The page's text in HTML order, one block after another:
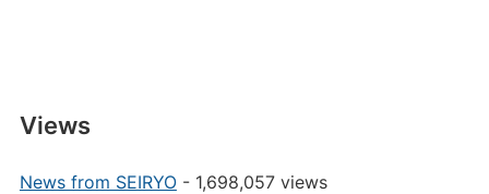
Views
News from SEIRYO- 1,698,057 views